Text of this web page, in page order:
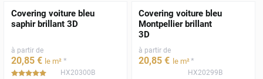
Covering voiture bleu
saphir brillant 3D
à partir de
20,85 € le m² *
*****HX20300B
Covering voiture bleu
Montpellier brillant
3D
à partir de
20,85 € le m²*
HX20299B